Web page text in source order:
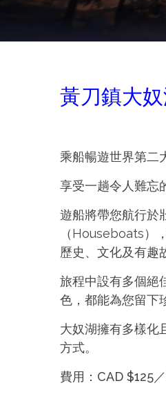
黃刀鎮大
乘船暢遊世界第
享受一趟令人難忘
遊船將帶您航行於
（Houseboats）
歷史、文化及有趣
旅程中設有多個絕
色，都能為您留下
大奴湖擁有多樣化
方式。
費用：CAD $125